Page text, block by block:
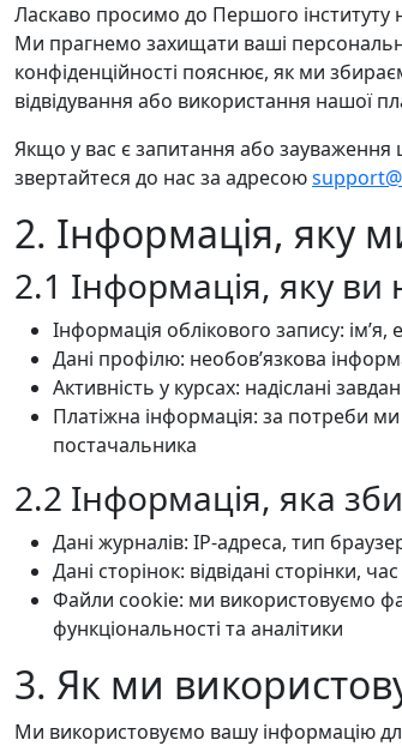
Ласкаво просимо до Першого інституту
Ми прагнемо захищати ваші
конфіденційності пояснює, як ми
відвідування або використання нашої
Якщо у вас є запитання або
звертайтеся до нас за адресою
2. Інформація, яку
2.1 Інформація, яку ви
Інформація облікового запису:
Дані профілю: необовʼязкова
Активність у курсах: надіслані
Платіжна інформація: за потреби
постачальника
2.2 Інформація, яка
Дані журналів: IP-адреса, тип
Дані сторінок: відвідані сторінки,
Файли cookie: ми використовуємо
функціональності та аналітики
3. Як ми
Ми використовуємо вашу інформацію